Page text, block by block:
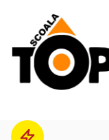
Scoala de Soferi